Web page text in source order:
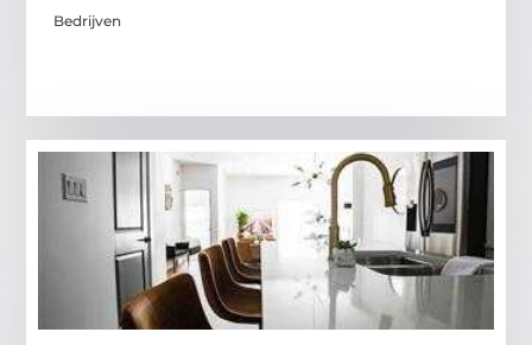
Bedrijven